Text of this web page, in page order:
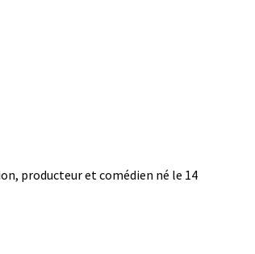
producteur et comédien né le 14